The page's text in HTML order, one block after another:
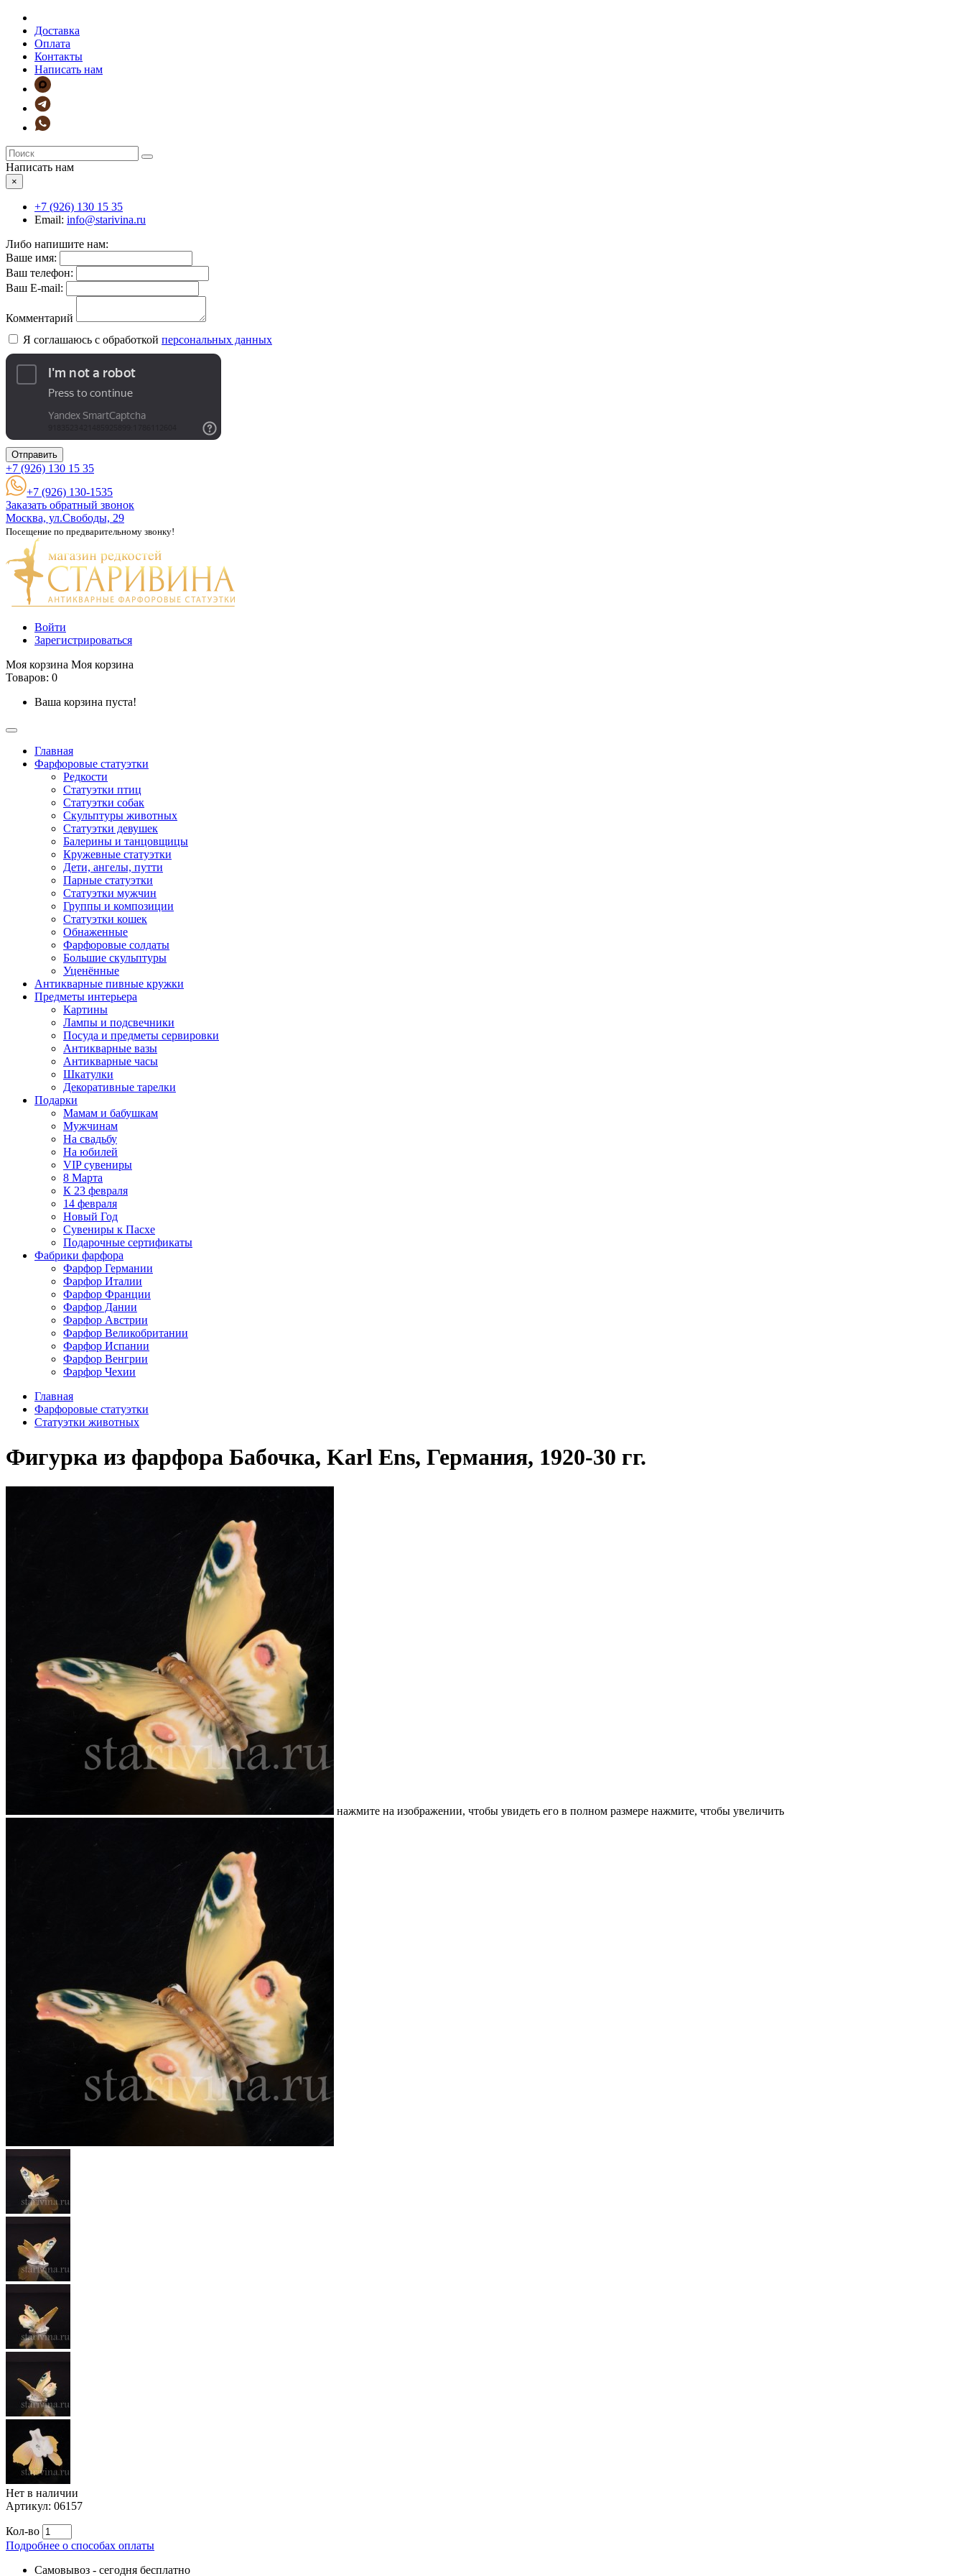
Доставка
Оплата
Контакты
Написать нам
Написать нам
×
+7 (926) 130 15 35
Email: info@starivina.ru
Либо напишите нам:
Ваше имя:
Ваш телефон:
Ваш E-mail:
Комментарий
Я соглашаюсь с обработкой персональных данных
Отправить
+7 (926) 130 15 35
+7 (926) 130-1535
Заказать обратный звонок
Москва, ул.Свободы, 29
Посещение по предварительному звонку!
Войти
Зарегистрироваться
Моя корзина Моя корзина
Товаров: 0
Ваша корзина пуста!
Главная
Фарфоровые статуэтки
Редкости
Cтатуэтки птиц
Cтатуэтки собак
Скульптуры животных
Статуэтки девушек
Балерины и танцовщицы
Кружевные статуэтки
Дети, ангелы, путти
Парные статуэтки
Статуэтки мужчин
Группы и композиции
Статуэтки кошек
Обнаженные
Фарфоровые солдаты
Большие скульптуры
Уценённые
Антикварные пивные кружки
Предметы интерьера
Картины
Лампы и подсвечники
Посуда и предметы сервировки
Антикварные вазы
Антикварные часы
Шкатулки
Декоративные тарелки
Подарки
Мамам и бабушкам
Мужчинам
На свадьбу
На юбилей
VIP сувениры
8 Марта
К 23 февраля
14 февраля
Новый Год
Сувениры к Пасхе
Подарочные сертификаты
Фабрики фарфора
Фарфор Германии
Фарфор Италии
Фарфор Франции
Фарфор Дании
Фарфор Австрии
Фарфор Великобритании
Фарфор Испании
Фарфор Венгрии
Фарфор Чехии
Главная
Фарфоровые статуэтки
Статуэтки животных
Фигурка из фарфора Бабочка, Karl Ens, Германия, 1920-30 гг.
нажмите на изображении, чтобы увидеть его в полном размере нажмите, чтобы увеличить
Нет в наличии
Артикул: 06157
Кол-во
Подробнее о способах оплаты
Самовывоз - сегодня бесплатно